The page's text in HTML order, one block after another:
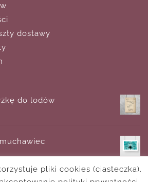
dostawy
do lodów
pliki cookies (ciasteczka).